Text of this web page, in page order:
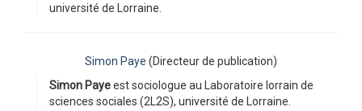
université de Lorraine.
Simon Paye (Directeur de publication)
Simon Payeest sociologue au Laboratoire lorrain de
sciences sociales (2L2S), université de Lorraine.